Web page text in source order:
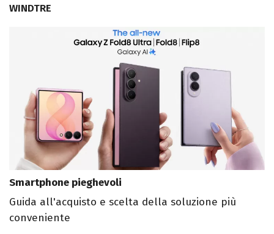
WINDTRE
Smartphone pieghevoli
Guida all'acquisto e scelta della soluzione più
conveniente